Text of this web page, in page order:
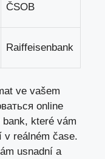
ČSOB
Raiffeisenbank
ve vašem
online
které vám
v reálném čase.
usnadní a